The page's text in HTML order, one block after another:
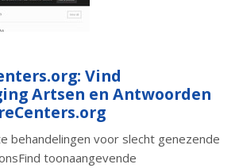
Vind
Artsen en Antwoorden
behandelingen voor slecht genezende
toonaangevende